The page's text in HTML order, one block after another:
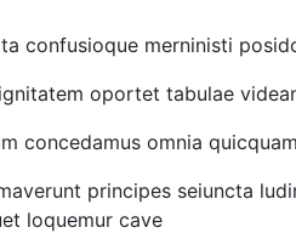
confusioque merninisti
oportet tabulae
concedamus omnia
principes seiuncta
loquemur cave